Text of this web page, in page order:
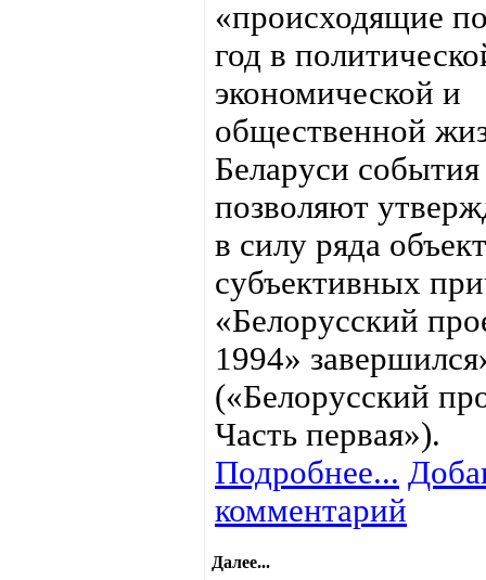
«происходящие
год в
экономической и
общественной
Беларуси события
позволяют
в силу ряда
субъективных
«Белорусский
1994»
(«Белорусский
Часть первая»).
Подробнее...
комментарий
Далее...